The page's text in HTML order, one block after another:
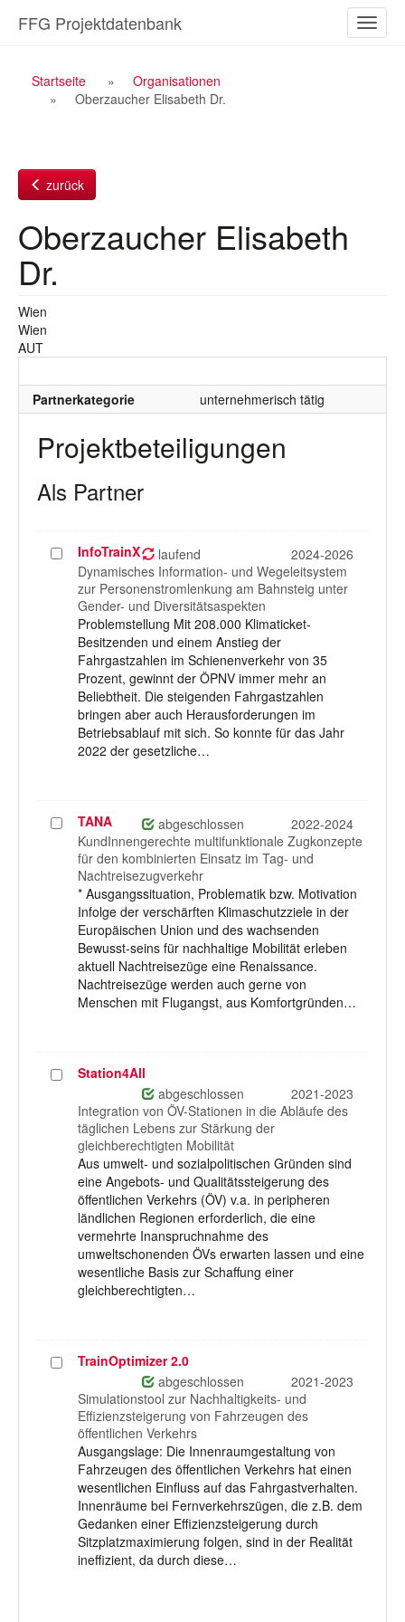
Inhalt
ein-/
FFG Projektdatenbank
Breadcrumb
Navigation
Startseite
Organisationen
Oberzaucher Elisabeth Dr.
zurück
Oberzaucher Elisabeth
Dr.
Wien
Wien
AUT
Partnerkategorie unternehmerisch tätig
Projektbeteiligungen
Als Partner
Projekt
auswählen
InfoTrainX laufend
2024-2026
Dynamisches Information- und Wegeleitsystem
zur Personenstromlenkung am Bahnsteig unter
Gender- und Diversitätsaspekten
Problemstellung Mit 208.000 Klimaticket-
Besitzenden und einem Anstieg der
Fahrgastzahlen im Schienenverkehr von 35
Prozent, gewinnt der ÖPNV immer mehr an
Beliebtheit. Die steigenden Fahrgastzahlen
bringen aber auch Herausforderungen im
Betriebsablauf mit sich. So konnte für das Jahr
2022 der gesetzliche…
Projekt
auswählen
TANA abgeschlossen
2022-2024
KundInnengerechte multifunktionale Zugkonzepte
für den kombinierten Einsatz im Tag- und
Nachtreisezugverkehr
* Ausgangssituation, Problematik bzw. Motivation
Infolge der verschärften Klimaschutzziele in der
Europäischen Union und des wachsenden
Bewusst-seins für nachhaltige Mobilität erleben
aktuell Nachtreisezüge eine Renaissance.
Nachtreisezüge werden auch gerne von
Menschen mit Flugangst, aus Komfortgründen…
ProjektStation4All
abgeschlossen
2021-2023
Integration von ÖV-Stationen in die Abläufe des
täglichen Lebens zur Stärkung der
gleichberechtigten Mobilität
Aus umwelt- und sozialpolitischen Gründen sind
eine Angebots- und Qualitätssteigerung des
öffentlichen Verkehrs (ÖV) v.a. in peripheren
ländlichen Regionen erforderlich, die eine
vermehrte Inanspruchnahme des
umweltschonenden ÖVs erwarten lassen und eine
wesentliche Basis zur Schaffung einer
gleichberechtigten…
ProjektTrainOptimizer 2.0
abgeschlossen
2021-2023
Simulationstool zur Nachhaltigkeits- und
Effizienzsteigerung von Fahrzeugen des
öffentlichen Verkehrs
Ausgangslage: Die Innenraumgestaltung von
Fahrzeugen des öffentlichen Verkehrs hat einen
wesentlichen Einfluss auf das Fahrgastverhalten.
Innenräume bei Fernverkehrszügen, die z.B. dem
Gedanken einer Effizienzsteigerung durch
Sitzplatzmaximierung folgen, sind in der Realität
ineffizient, da durch diese…